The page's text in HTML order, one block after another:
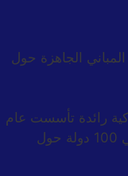
الجاهزة حول
رائدة تأسست عام
1986 ومنذ ذلك الحين نفذت المشاريع في 100 دولة حول